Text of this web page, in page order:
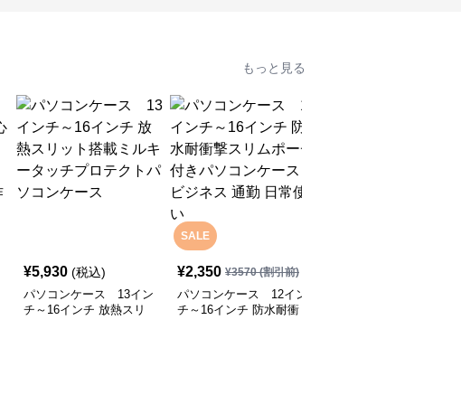
もっと見る
¥5,930 (税込)
パソコンケース 13イン
チ～16インチ 放熱スリ
SALE
¥2,350 ¥3570(割引前)
パソコンケース 12イン
チ～16インチ 防水耐衝